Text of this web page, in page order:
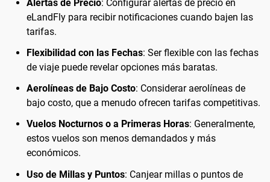
Alertas de Precio: Configurar alertas de precio en
eLandFly para recibir notificaciones cuando bajen las
tarifas.
Flexibilidad con las Fechas: Ser flexible con las fechas
de viaje puede revelar opciones más baratas.
Aerolíneas de Bajo Costo: Considerar aerolíneas de
bajo costo, que a menudo ofrecen tarifas competitivas.
Vuelos Nocturnos o a Primeras Horas: Generalmente,
estos vuelos son menos demandados y más
económicos.
Uso de Millas y Puntos: Canjear millas o puntos de